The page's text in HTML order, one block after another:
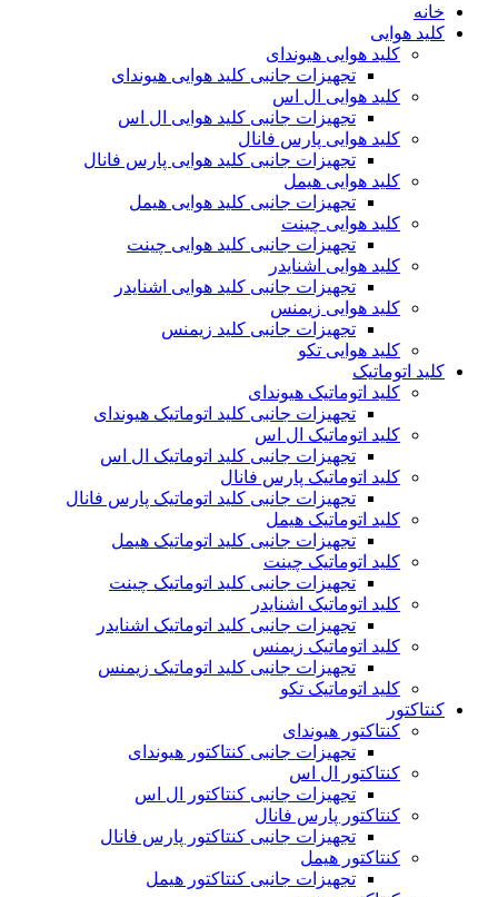
خانه
کلید هوایی
کلید هوایی هیوندای
تجهیزات جانبی کلید هوایی هیوندای
کلید هوایی ال اس
تجهیزات جانبی کلید هوایی ال اس
کلید هوایی پارس فانال
تجهیزات جانبی کلید هوایی پارس فانال
کلید هوایی هیمل
تجهیزات جانبی کلید هوایی هیمل
کلید هوایی چینت
تجهیزات جانبی کلید هوایی چینت
کلید هوایی اشنایدر
تجهیزات جانبی کلید هوایی اشنایدر
کلید هوایی زیمنس
تجهیزات جانبی کلید زیمنس
کلید هوایی تکو
کلید اتوماتیک
کلید اتوماتیک هیوندای
تجهیزات جانبی کلید اتوماتیک هیوندای
کلید اتوماتیک ال اس
تجهیزات جانبی کلید اتوماتیک ال اس
کلید اتوماتیک پارس فانال
تجهیزات جانبی کلید اتوماتیک پارس فانال
کلید اتوماتیک هیمل
تجهیزات جانبی کلید اتوماتیک هیمل
کلید اتوماتیک چینت
تجهیزات جانبی کلید اتوماتیک چینت
کلید اتوماتیک اشنایدر
تجهیزات جانبی کلید اتوماتیک اشنایدر
کلید اتوماتیک زیمنس
تجهیزات جانبی کلید اتوماتیک زیمنس
کلید اتوماتیک تکو
کنتاکتور
کنتاکتور هیوندای
تجهیزات جانبی کنتاکتور هیوندای
کنتاکتور ال اس
تجهیزات جانبی کنتاکتور ال اس
کنتاکتور پارس فانال
تجهیزات جانبی کنتاکتور پارس فانال
کنتاکتور هیمل
تجهیزات جانبی کنتاکتور هیمل